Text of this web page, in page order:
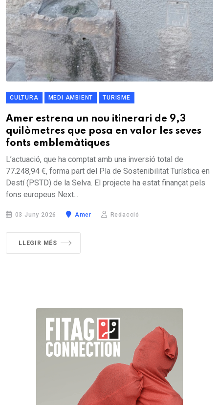
CULTURA MEDI AMBIENT TURISME
Amer estrena un nou itinerari de 9,3
quilòmetres que posa en valor les seves
fonts emblemàtiques
L’actuació, que ha comptat amb una inversió total de
77.248,94 €, forma part del Pla de Sostenibilitat Turística en
Destí (PSTD) de la Selva. El projecte ha estat finançat pels
fons europeus Next...
03 Juny 2026 Amer Redacció
LLEGIR MÉS